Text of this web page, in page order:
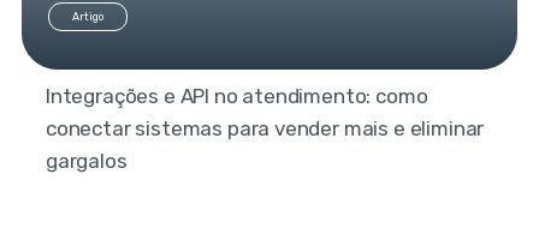
Artigo
Integrações e API no atendimento: como
conectar sistemas para vender mais e eliminar
gargalos